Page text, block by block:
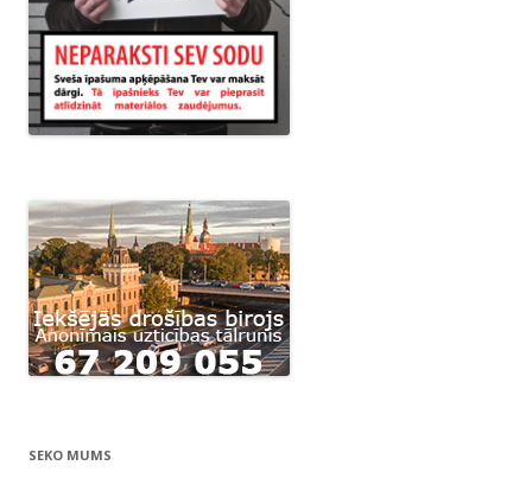
SEKO MUMS